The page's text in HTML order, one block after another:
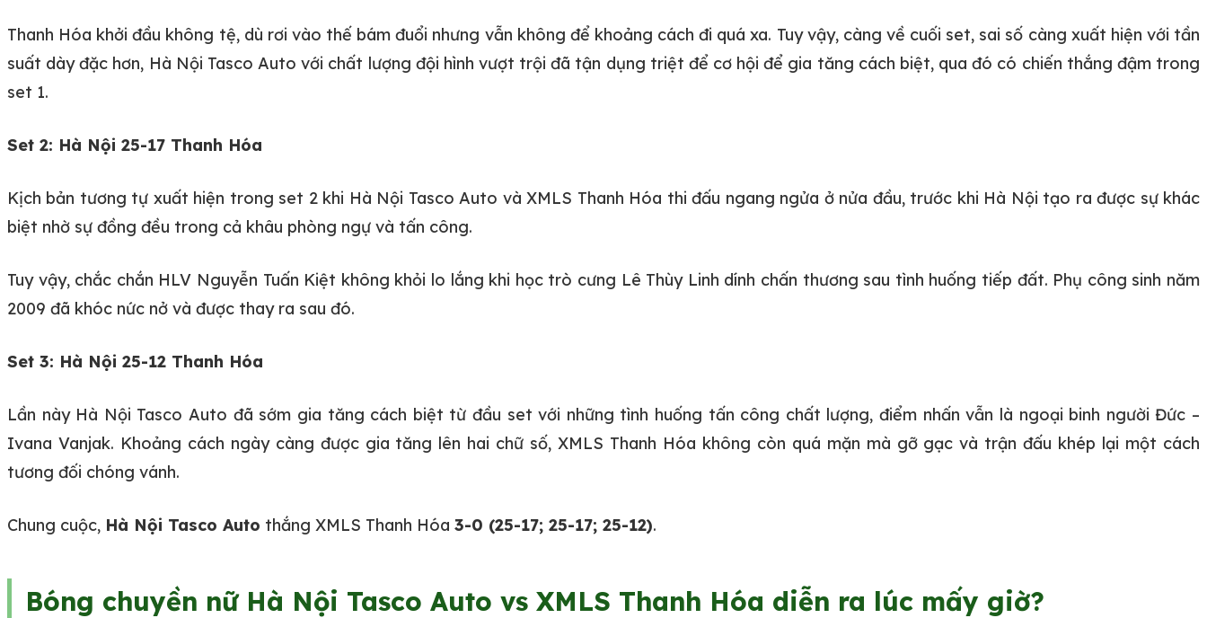
Thanh Hóa khởi đầu không tệ, dù rơi vào thế bám đuổi nhưng vẫn không để khoảng cách đi quá xa. Tuy vậy, càng về cuối set, sai số càng xuất hiện với tần
suất dày đặc hơn, Hà Nội Tasco Auto với chất lượng đội hình vượt trội đã tận dụng triệt để cơ hội để gia tăng cách biệt, qua đó có chiến thắng đậm trong
set 1.
Set 2: Hà Nội 25-17 Thanh Hóa
Kịch bản tương tự xuất hiện trong set 2 khi Hà Nội Tasco Auto và XMLS Thanh Hóa thi đấu ngang ngửa ở nửa đầu, trước khi Hà Nội tạo ra được sự khác
biệt nhờ sự đồng đều trong cả khâu phòng ngự và tấn công.
Tuy vậy, chắc chắn HLV Nguyễn Tuấn Kiệt không khỏi lo lắng khi học trò cưng Lê Thùy Linh dính chấn thương sau tình huống tiếp đất. Phụ công sinh năm
2009 đã khóc nức nở và được thay ra sau đó.
Set 3: Hà Nội 25-12 Thanh Hóa
Lần này Hà Nội Tasco Auto đã sớm gia tăng cách biệt từ đầu set với những tình huống tấn công chất lượng, điểm nhấn vẫn là ngoại binh người Đức –
Ivana Vanjak. Khoảng cách ngày càng được gia tăng lên hai chữ số, XMLS Thanh Hóa không còn quá mặn mà gỡ gạc và trận đấu khép lại một cách
tương đối chóng vánh.
Chung cuộc, Hà Nội Tasco Auto thắng XMLS Thanh Hóa 3-0 (25-17; 25-17; 25-12).
Bóng chuyền nữ Hà Nội Tasco Auto vs XMLS Thanh Hóa diễn ra lúc mấy giờ?